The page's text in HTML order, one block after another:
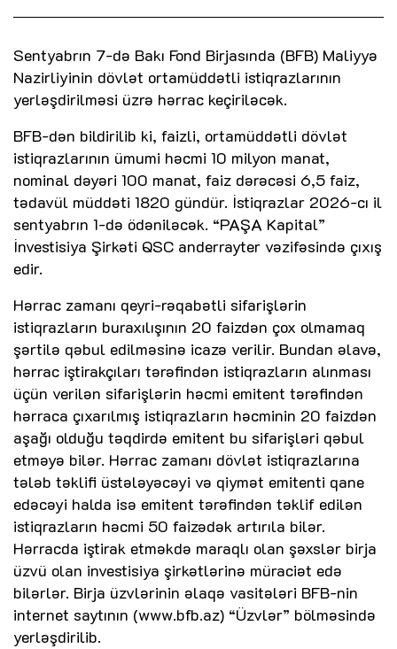
Sentyabrın 7-də Bakı Fond Birjasında (BFB) Maliyyə
Nazirliyinin dövlət ortamüddətli istiqrazlarının
yerləşdirilməsi üzrə hərrac keçiriləcək.
BFB-dən bildirilib ki, faizli, ortamüddətli dövlət
istiqrazlarının ümumi həcmi 10 milyon manat,
nominal dəyəri 100 manat, faiz dərəcəsi 6,5 faiz,
tədavül müddəti 1820 gündür. İstiqrazlar 2026-cı il
sentyabrın 1-də ödəniləcək. “PAŞA Kapital”
İnvestisiya Şirkəti QSC anderrayter vəzifəsində çıxış
edir.
Hərrac zamanı qeyri-rəqabətli sifarişlərin
istiqrazların buraxılışının 20 faizdən çox olmamaq
şərtilə qəbul edilməsinə icazə verilir. Bundan əlavə,
hərrac iştirakçıları tərəfindən istiqrazların alınması
üçün verilən sifarişlərin həcmi emitent tərəfindən
hərraca çıxarılmış istiqrazların həcminin 20 faizdən
aşağı olduğu təqdirdə emitent bu sifarişləri qəbul
etməyə bilər. Hərrac zamanı dövlət istiqrazlarına
tələb təklifi üstələyəcəyi və qiymət emitenti qane
edəcəyi halda isə emitent tərəfindən təklif edilən
istiqrazların həcmi 50 faizədək artırıla bilər.
Hərracda iştirak etməkdə maraqlı olan şəxslər birja
üzvü olan investisiya şirkətlərinə müraciət edə
bilərlər. Birja üzvlərinin əlaqə vasitələri BFB-nin
internet saytının (www.bfb.az) “Üzvlər” bölməsində
yerləşdirilib.